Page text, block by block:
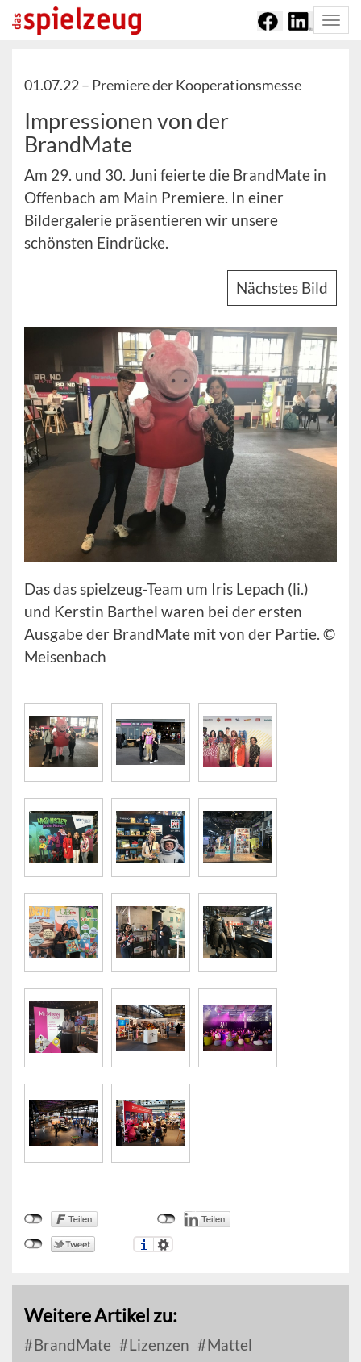
01.07.22 – Premiere der Kooperationsmesse
Impressionen von der
BrandMate
Am 29. und 30. Juni feierte die BrandMate in
Offenbach am Main Premiere. In einer
Bildergalerie präsentieren wir unsere
schönsten Eindrücke.
Nächstes Bild
Das das spielzeug-Team um Iris Lepach (li.)
und Kerstin Barthel waren bei der ersten
Ausgabe der BrandMate mit von der Partie. ©
Meisenbach
Weitere Artikel zu:
BrandMate Lizenzen
Mattel